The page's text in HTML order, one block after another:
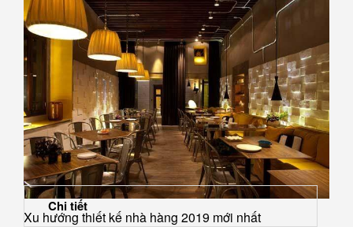
Xu hướng thiết kế nhà hàng 2019 mới nhất
Chi tiết